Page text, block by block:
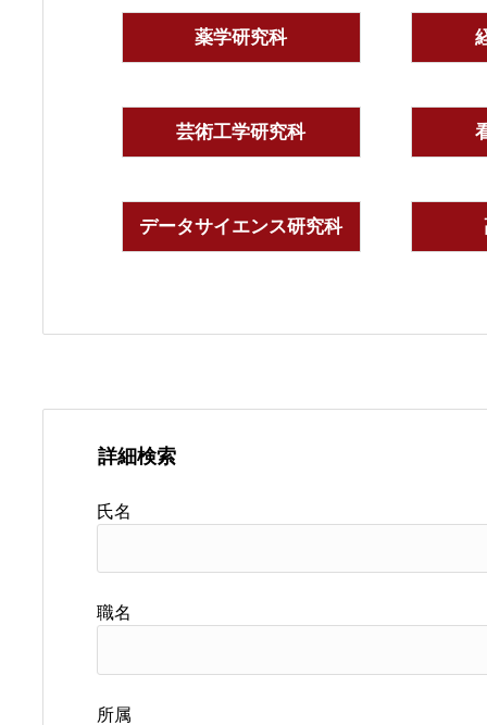
薬学研究科
芸術工学研究科
データサイエンス研究科
詳細検索
氏名
職名
所属